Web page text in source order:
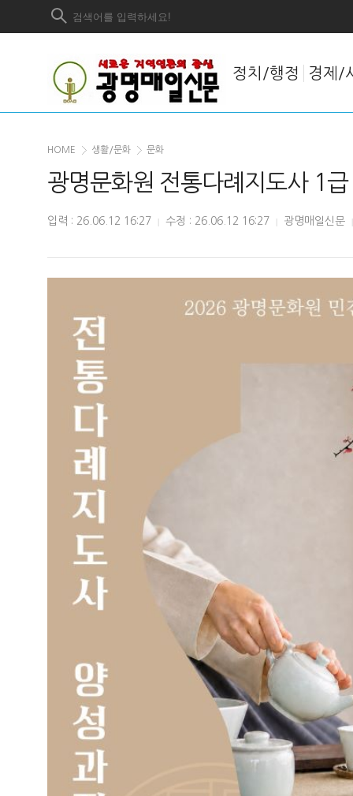
정치/행정 경제/
HOME 생활/문화 문화
광명문화원 전통다례지도사 1
입력 : 26.06.12 16:27 | 수정 : 26.06.12 16:27 | 광명매일신문 |